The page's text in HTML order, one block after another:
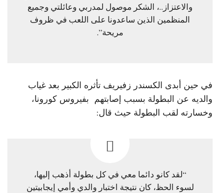
والاعتزاز..، الشكر موصول لمدربي وعائلتي وجميع
المنظمين الذين ساعدونا على اللعب في ظروف
مريحة”.
في حين أبدى الكسندر زفيريف تأثره الكبير بعد غياب
والديه عن البطولة بسبب إصابتهم بفيروس كورونا،
وخسارته لقب البطولة حيث قال:
“لقد كانو دائما معي في كل بطولة أذهب إليها،
لسوء الحظ، كان نتيجة اختبار والدي وأمي إيجابيتين